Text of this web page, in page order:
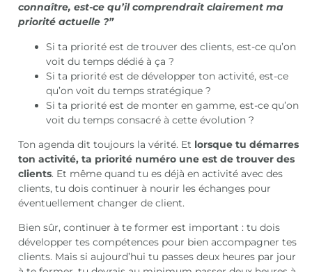
connaître, est-ce qu’il comprendrait clairement ma
priorité actuelle ?”
Si ta priorité est de trouver des clients, est-ce qu’on
voit du temps dédié à ça ?
Si ta priorité est de développer ton activité, est-ce
qu’on voit du temps stratégique ?
Si ta priorité est de monter en gamme, est-ce qu’on
voit du temps consacré à cette évolution ?
Ton agenda dit toujours la vérité. Et lorsque tu démarres
ton activité, ta priorité numéro une est de trouver des
clients. Et même quand tu es déjà en activité avec des
clients, tu dois continuer à nourir les échanges pour
éventuellement changer de client.
Bien sûr, continuer à te former est important : tu dois
développer tes compétences pour bien accompagner tes
clients. Mais si aujourd’hui tu passes deux heures par jour